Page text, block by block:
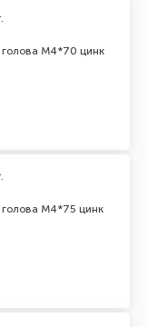
М4*70 цинк
М4*75 цинк